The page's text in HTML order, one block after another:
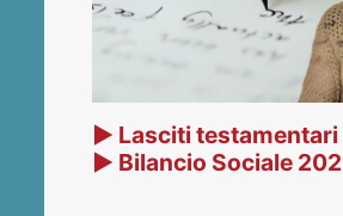
▶ Lasciti testamentari
▶ Bilancio Sociale